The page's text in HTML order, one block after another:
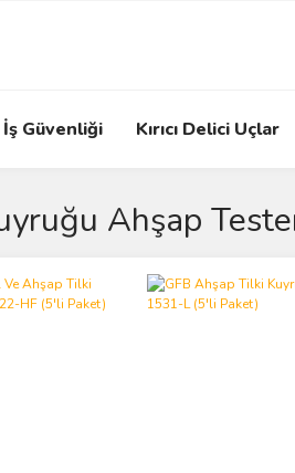
İş Güvenliği Kırıcı Delici Uçlar
Ahşap